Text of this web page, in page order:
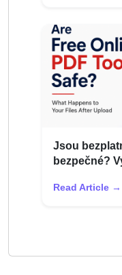
Jsou
bezpečné?
Read Article →